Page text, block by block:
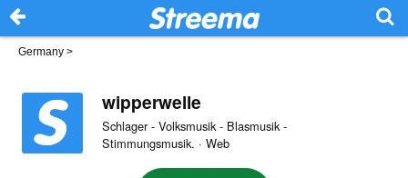
Germany >
wipperwelle
Schlager - Volksmusik - Blasmusik -
Stimmungsmusik. · Web